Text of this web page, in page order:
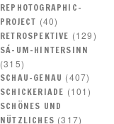
REPHOTOGRAPHIC-
PROJECT (40)
RETROSPEKTIVE (129)
SÁ-UM-HINTERSINN
(315)
SCHAU-GENAU (407)
SCHICKERIADE (101)
SCHÖNES UND
NÜTZLICHES (317)